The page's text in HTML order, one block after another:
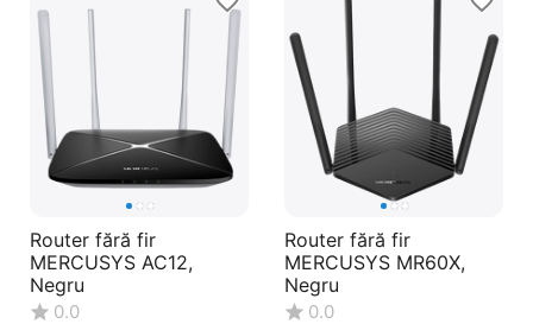
Router fără fir
MERCUSYS AC12,
Negru
0.0
Router fără fir
MERCUSYS MR60X,
Negru
0.0